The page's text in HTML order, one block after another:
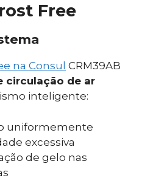
Free
na Consul CRM39AB
circulação de ar
inteligente:
uniformemente
excessiva
de gelo nas